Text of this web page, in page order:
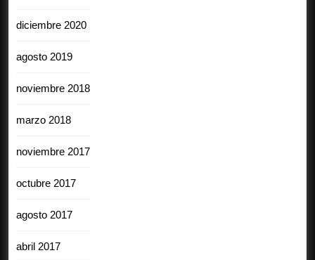
diciembre 2020
agosto 2019
noviembre 2018
marzo 2018
noviembre 2017
octubre 2017
agosto 2017
abril 2017